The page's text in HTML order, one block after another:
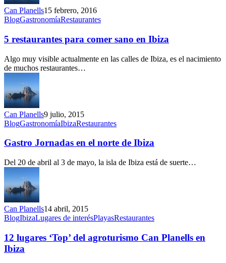
Can Planells15 febrero, 2016
5
para
comer
sano
en
Ibiza
BlogGastronomíaRestaurantes
5 restaurantes para comer sano en Ibiza
Algo muy visible actualmente en las calles de Ibiza, es el nacimiento
de muchos restaurantes…
Can Planells9 julio, 2015
Gastro
en
norte
de
Ibiza
BlogGastronomíaIbizaRestaurantes
Gastro Jornadas en el norte de Ibiza
Del 20 de abril al 3 de mayo, la isla de Ibiza está de suerte…
Can Planells14 abril, 2015
12
‘Top’
del
agroturismo
BlogIbizaLugares de interésPlayasRestaurantes
12 lugares ‘Top’ del agroturismo Can Planells en
Ibiza